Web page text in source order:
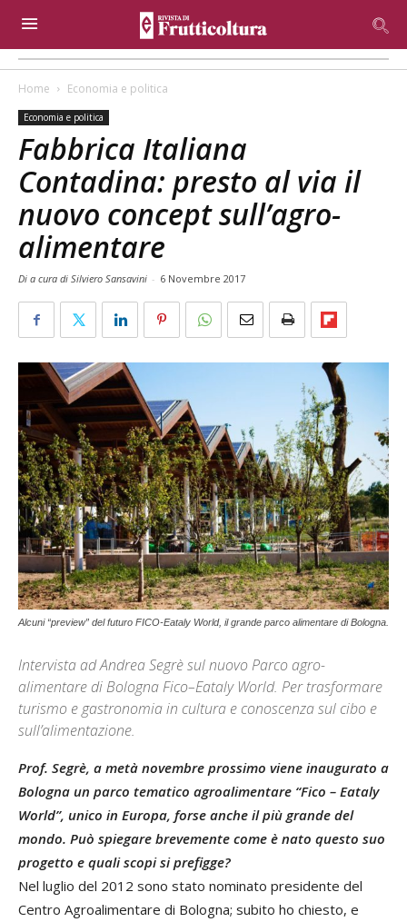
Home Economia e politica
Economia e politica
Fabbrica Italiana
Contadina: presto al via il
nuovo concept sull’agro-
alimentare
Di a cura di Silviero Sansavini - 6 Novembre 2017
Alcuni “preview” del futuro FICO-Eataly World, il grande parco alimentare di Bologna.
Intervista ad Andrea Segrè sul nuovo Parco agro-
alimentare di Bologna Fico–Eataly World. Per trasformare
turismo e gastronomia in cultura e conoscenza sul cibo e
sull’alimentazione.
Prof. Segrè, a metà novembre prossimo viene inaugurato a
Bologna un parco tematico agroalimentare “Fico – Eataly
World”, unico in Europa, forse anche il più grande del
mondo. Può spiegare brevemente come è nato questo suo
progetto e quali scopi si prefigge?
Nel luglio del 2012 sono stato nominato presidente del
Centro Agroalimentare di Bologna; subito ho chiesto, e